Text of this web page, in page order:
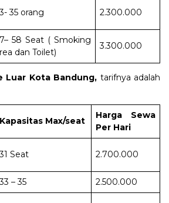
35 orang 2.300.000
58 Seat ( Smoking
dan Toilet)
3.300.000
Luar Kota Bandung, tarifnya adalah
Kapasitas Max/seat
Harga Sewa
Per Hari
31 Seat 2.700.000
33 – 35
2.500.000